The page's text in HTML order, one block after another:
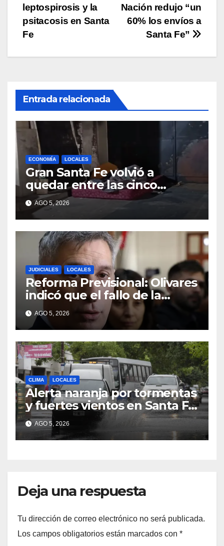
Nación redujo “un
60% los envíos a
Santa Fe”
leptospirosis y la
psitacosis en Santa
Fe
Entrada relacionada
ECONOMÍA LOCALES
Gran Santa Fe volvió a
quedar entre las cinco
regiones con más pobreza
del país
AGO 5, 2026
JUDICIALES LOCALES
Reforma Previsional: Olivares
indicó que el fallo de la
Justicia tiene un impacto
ético y ratificó que la
Provincia apelará ante la
Corte Nacional
AGO 5, 2026
CLIMA LOCALES
Alerta naranja por tormentas
y fuertes vientos en Santa Fe:
anuncian ráfagas de hasta 90
km/h, granizo y un brusco
descenso de temperatura
AGO 5, 2026
Deja una respuesta
Tu dirección de correo electrónico no será publicada.
Los campos obligatorios están marcados con *